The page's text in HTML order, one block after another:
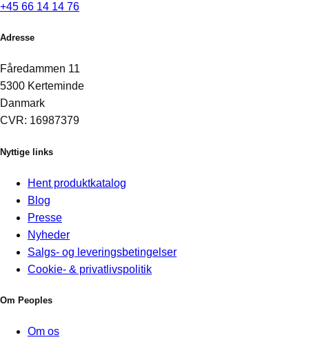
+45 66 14 14 76
Adresse
Fåredammen 11
5300 Kerteminde
Danmark
CVR: 16987379
Nyttige links
Hent produktkatalog
Blog
Presse
Nyheder
Salgs- og leveringsbetingelser
Cookie- & privatlivspolitik
Om Peoples
Om os